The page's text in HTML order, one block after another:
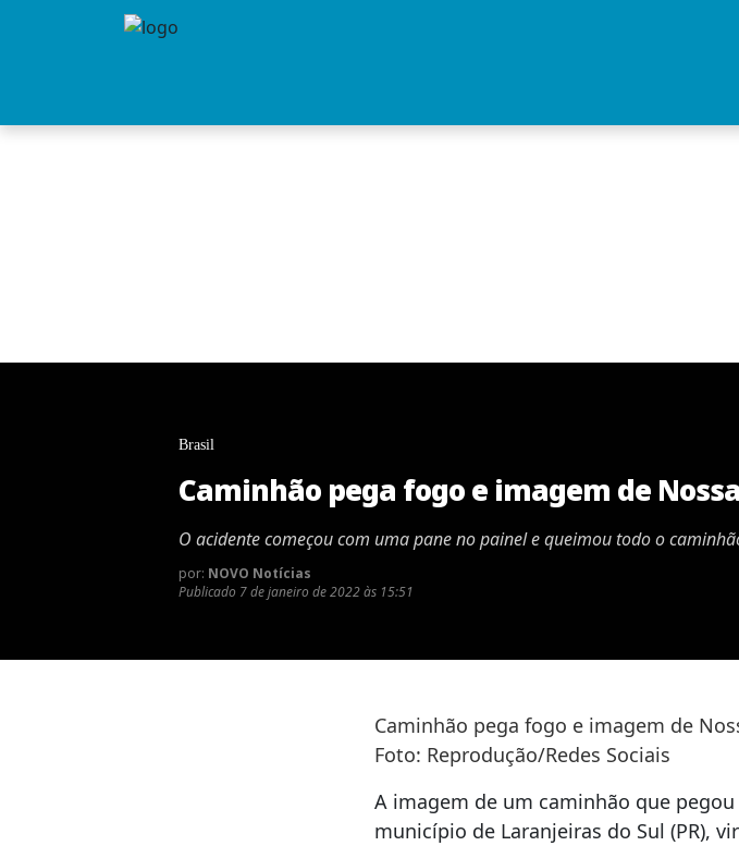
Brasil
Caminhão pega fogo e imagem de
O acidente começou com uma pane no painel e queimou todo o
por: NOVO Notícias
Publicado 7 de janeiro de 2022 às 15:51
Caminhão pega fogo e imagem de
Foto: Reprodução/Redes Sociais
A imagem de um caminhão que
município de Laranjeiras do Sul (PR),